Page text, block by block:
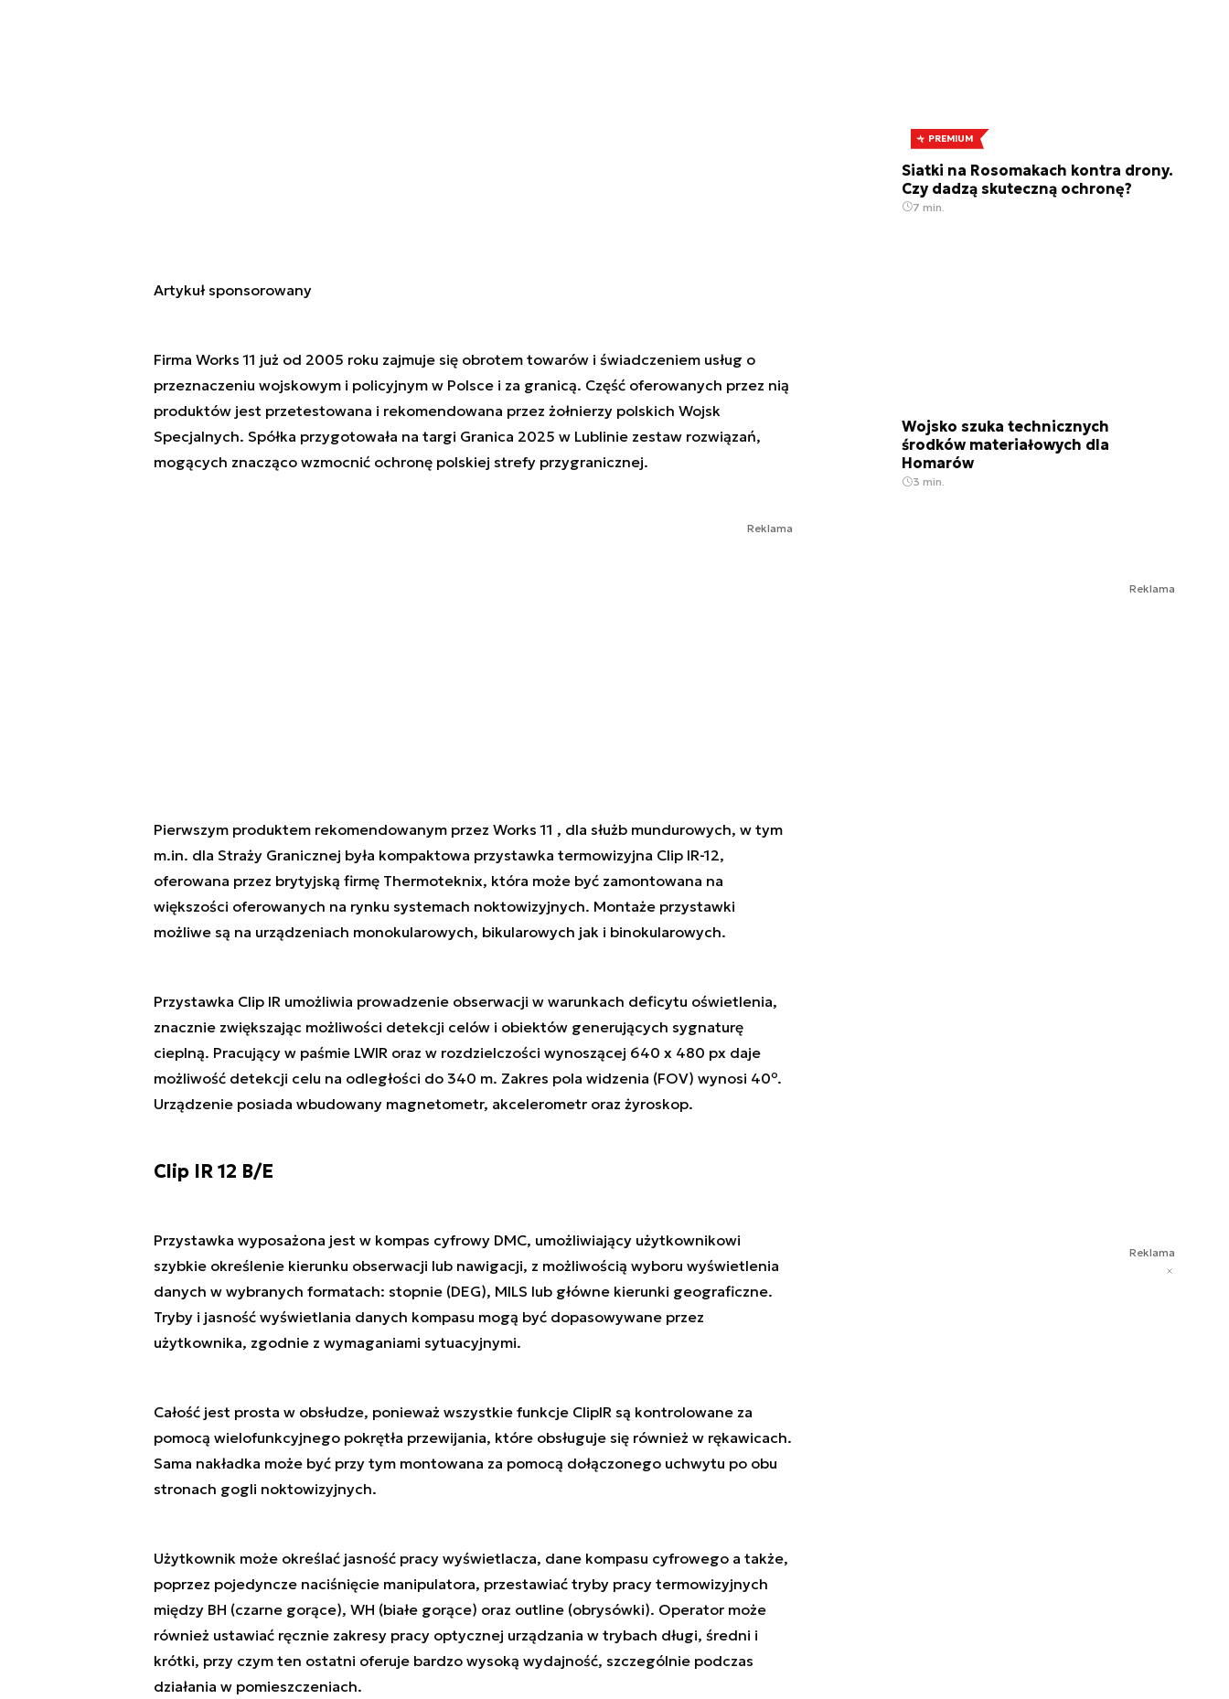
Artykuł sponsorowany
Firma Works 11 już od 2005 roku zajmuje się obrotem towarów i świadczeniem usług o
przeznaczeniu wojskowym i policyjnym w Polsce i za granicą. Część oferowanych przez nią
produktów jest przetestowana i rekomendowana przez żołnierzy polskich Wojsk
Specjalnych. Spółka przygotowała na targi Granica 2025 w Lublinie zestaw rozwiązań,
mogących znacząco wzmocnić ochronę polskiej strefy przygranicznej.
Reklama
Pierwszym produktem rekomendowanym przez Works 11 , dla służb mundurowych, w tym
m.in. dla Straży Granicznej była kompaktowa przystawka termowizyjna Clip IR-12,
oferowana przez brytyjską firmę Thermoteknix, która może być zamontowana na
większości oferowanych na rynku systemach noktowizyjnych. Montaże przystawki
możliwe są na urządzeniach monokularowych, bikularowych jak i binokularowych.
Przystawka Clip IR umożliwia prowadzenie obserwacji w warunkach deficytu oświetlenia,
znacznie zwiększając możliwości detekcji celów i obiektów generujących sygnaturę
cieplną. Pracujący w paśmie LWIR oraz w rozdzielczości wynoszącej 640 x 480 px daje
możliwość detekcji celu na odległości do 340 m. Zakres pola widzenia (FOV) wynosi 40º.
Urządzenie posiada wbudowany magnetometr, akcelerometr oraz żyroskop.
Clip IR 12 B/E
Przystawka wyposażona jest w kompas cyfrowy DMC, umożliwiający użytkownikowi
szybkie określenie kierunku obserwacji lub nawigacji, z możliwością wyboru wyświetlenia
danych w wybranych formatach: stopnie (DEG), MILS lub główne kierunki geograficzne.
Tryby i jasność wyświetlania danych kompasu mogą być dopasowywane przez
użytkownika, zgodnie z wymaganiami sytuacyjnymi.
Całość jest prosta w obsłudze, ponieważ wszystkie funkcje ClipIR są kontrolowane za
pomocą wielofunkcyjnego pokrętła przewijania, które obsługuje się również w rękawicach.
Sama nakładka może być przy tym montowana za pomocą dołączonego uchwytu po obu
stronach gogli noktowizyjnych.
Użytkownik może określać jasność pracy wyświetlacza, dane kompasu cyfrowego a także,
poprzez pojedyncze naciśnięcie manipulatora, przestawiać tryby pracy termowizyjnych
między BH (czarne gorące), WH (białe gorące) oraz outline (obrysówki). Operator może
również ustawiać ręcznie zakresy pracy optycznej urządzania w trybach długi, średni i
krótki, przy czym ten ostatni oferuje bardzo wysoką wydajność, szczególnie podczas
działania w pomieszczeniach.
PREMIUM
Siatki na Rosomakach kontra drony.
Czy dadzą skuteczną ochronę?
7 min.
Wojsko szuka technicznych
środków materiałowych dla
Homarów
3 min.
Reklama
Reklama